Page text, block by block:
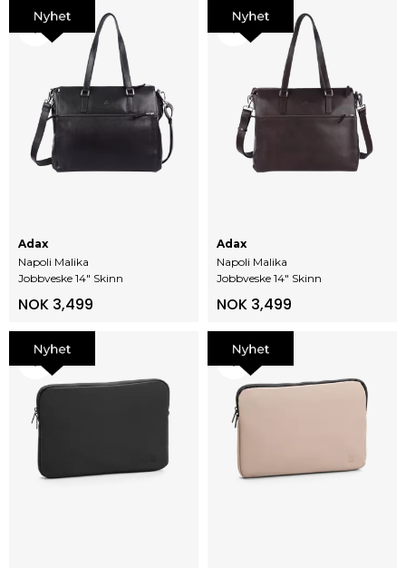
Napoli Malika
Jobbveske 14" Skinn
Adax
NOK 3,499
Napoli Malika
Jobbveske 14" Skinn
Adax
NOK 3,499